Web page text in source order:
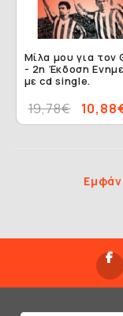
Μίλα μου για τον
- 2η Έκδοση
με cd single.
19,78€